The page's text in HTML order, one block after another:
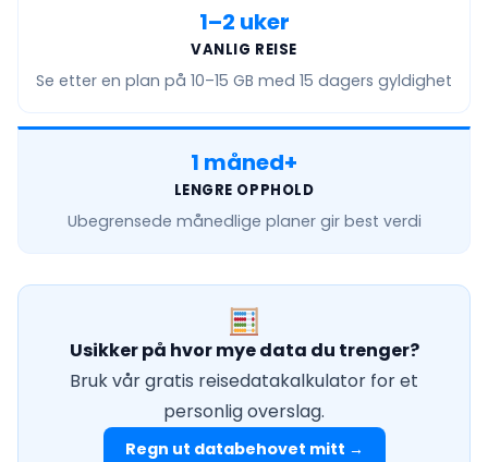
1–2 uker
VANLIG REISE
Se etter en plan på 10–15 GB med 15 dagers gyldighet
1 måned+
LENGRE OPPHOLD
Ubegrensede månedlige planer gir best verdi
Usikker på hvor mye data du trenger?
Bruk vår gratis reisedatakalkulator for et
personlig overslag.
Regn ut databehovet mitt →